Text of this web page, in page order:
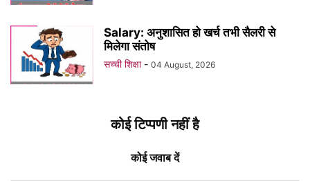
Salary: अनुशासित हो खर्च तभी सैलरी से
मिलेगा संतोष
सच्ची शिक्षा - 04 August, 2026
कोई टिप्पणी नहीं है
कोई जवाब दें